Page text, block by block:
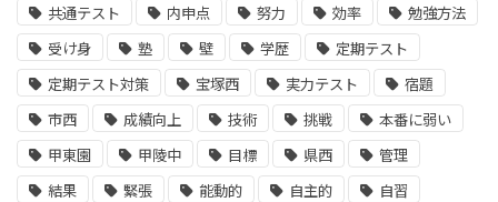
共通テスト
内申点 努力 効率
勉強方法
受け身
塾 壁 学歴
定期テスト
定期テスト対策
宝塚西 実力テスト
宿題
市西
成績向上 技術 挑戦
本番に弱い
甲東園
甲陵中 目標 県西
管理
結果
緊張 能動的 自主的
自習